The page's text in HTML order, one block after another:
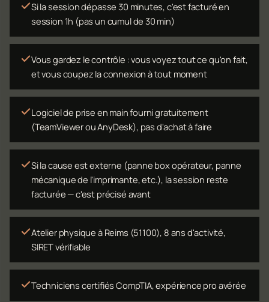
Si la session dépasse 30 minutes, c'est facturé en
session 1h (pas un cumul de 30 min)
Vous gardez le contrôle : vous voyez tout ce qu'on fait,
et vous coupez la connexion à tout moment
Logiciel de prise en main fourni gratuitement
(TeamViewer ou AnyDesk), pas d'achat à faire
Si la cause est externe (panne box opérateur, panne
mécanique de l'imprimante, etc.), la session reste
facturée — c'est précisé avant
Atelier physique à Reims (51100), 8 ans d'activité,
SIRET vérifiable
Techniciens certifiés CompTIA, expérience pro avérée